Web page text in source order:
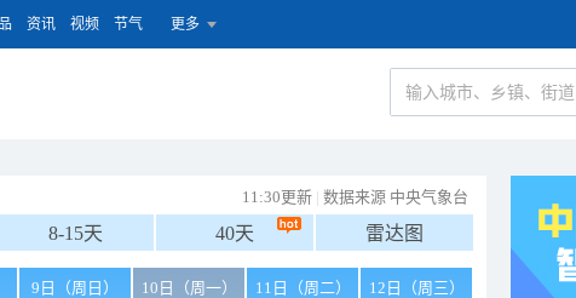
资讯 视频 节气 更多
11:30更新 | 数据来源 中央气象台
8-15天 40天 雷达图
9日（周日） 10日（周一） 11日（周二） 12日（周三）